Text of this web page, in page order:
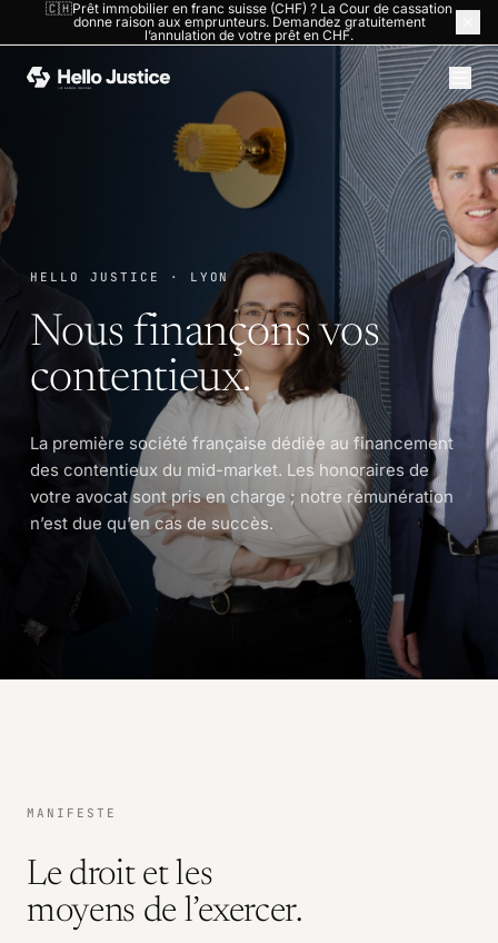
🇨🇭Prêt immobilier en franc suisse (CHF) ? La Cour de cassation
donne raison aux emprunteurs. Demandez gratuitement
l’annulation de votre prêt en CHF.
ACCUEIL›LA SOCIÉTÉ
HELLO JUSTICE · LYON
Nous finançons vos
contentieux.
La première société française dédiée au financement
des contentieux du mid-market. Les honoraires de
votre avocat sont pris en charge ; notre rémunération
n’est due qu’en cas de succès.
MANIFESTE
Le droit et les
moyens de l’exercer.